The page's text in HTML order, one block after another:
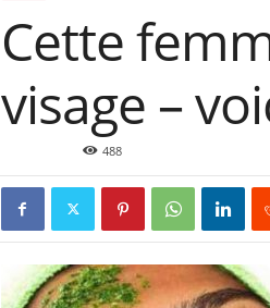
Cette
visage –
488